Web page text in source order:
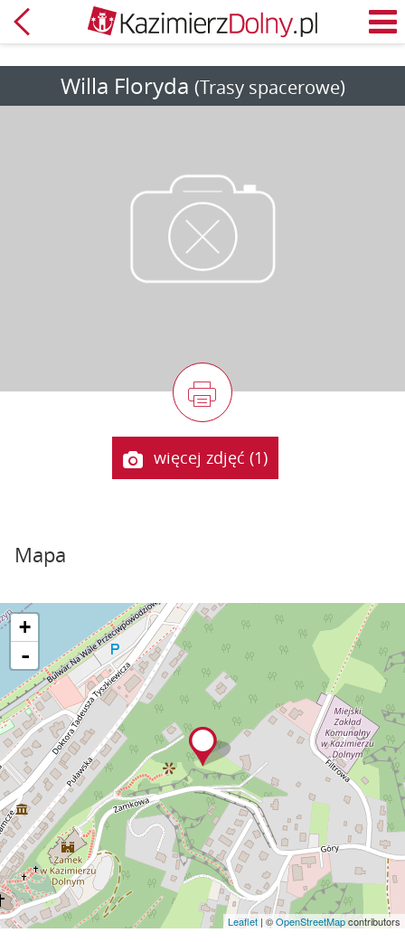
Powrót
Willa Floryda (Trasy spacerowe)
więcej zdjęć (1)
Mapa
+
-
Leaflet | ©OpenStreetMapcontributors